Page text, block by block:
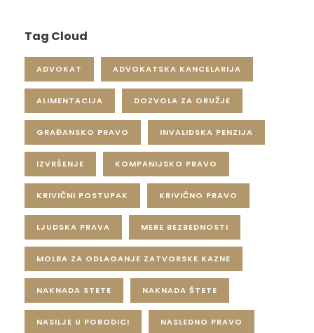
Tag Cloud
ADVOKAT ADVOKATSKA KANCELARIJA
ALIMENTACIJA DOZVOLA ZA ORUŽJE
GRAĐANSKO PRAVO INVALIDSKA PENZIJA
IZVRŠENJE KOMPANIJSKO PRAVO
KRIVIČNI POSTUPAK KRIVIČNO PRAVO
LJUDSKA PRAVA MERE BEZBEDNOSTI
MOLBA ZA ODLAGANJE ZATVORSKE KAZNE
NAKNADA STETE NAKNADA ŠTETE
NASILJE U PORODICI NASLEDNO PRAVO